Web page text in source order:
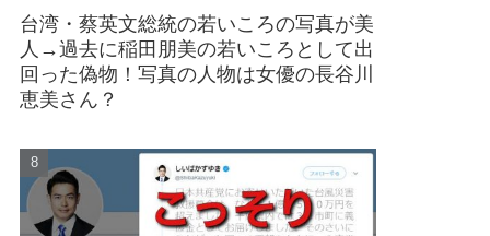
台湾・蔡英文総統の若いころの写真が美
人→過去に稲田朋美の若いころとして出
回った偽物！写真の人物は女優の長谷川
恵美さん？